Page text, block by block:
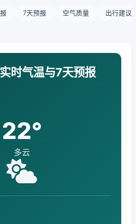
7天预报 空气质量 出行建议
时气温与7天预报
22°
多云